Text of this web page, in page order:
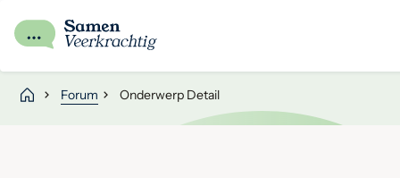
Forum Onderwerp Detail